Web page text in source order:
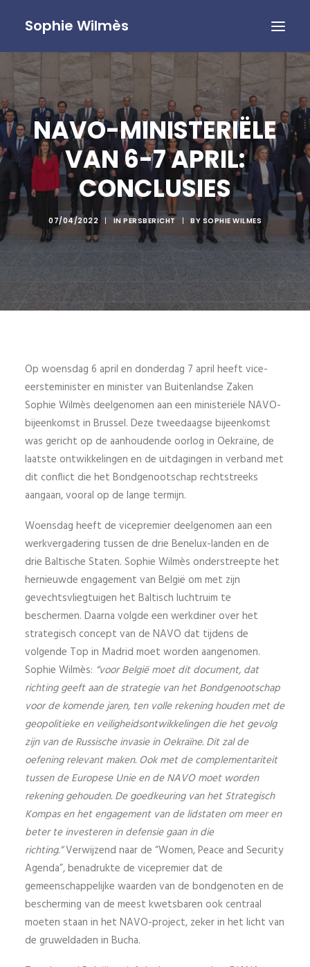
Sophie Wilmès
NAVO-MINISTERIËLE
VAN 6-7 APRIL:
CONCLUSIES
07/04/2022 | IN PERSBERICHT | BY SOPHIE WILMES
Op woensdag 6 april en donderdag 7 april heeft vice-
eersteminister en minister van Buitenlandse Zaken
Sophie Wilmès deelgenomen aan een ministeriële NAVO-
bijeenkomst in Brussel. Deze tweedaagse bijeenkomst
was gericht op de aanhoudende oorlog in Oekraïne, de
laatste ontwikkelingen en de uitdagingen in verband met
dit conflict die het Bondgenootschap rechtstreeks
aangaan, vooral op de lange termijn.
Woensdag heeft de vicepremier deelgenomen aan een
werkvergadering tussen de drie Benelux-landen en de
drie Baltische Staten. Sophie Wilmès onderstreepte het
hernieuwde engagement van België om met zijn
gevechtsvliegtuigen het Baltisch luchtruim te
beschermen. Daarna volgde een werkdiner over het
strategisch concept van de NAVO dat tijdens de
volgende Top in Madrid moet worden aangenomen.
Sophie Wilmès: “voor België moet dit document, dat
richting geeft aan de strategie van het Bondgenootschap
voor de komende jaren, ten volle rekening houden met de
geopolitieke en veiligheidsontwikkelingen die het gevolg
zijn van de Russische invasie in Oekraïne. Dit zal de
oefening relevant maken. Ook met de complementariteit
tussen de Europese Unie en de NAVO moet worden
rekening gehouden. De goedkeuring van het Strategisch
Kompas en het engagement van de lidstaten om meer en
beter te investeren in defensie gaan in die
richting.”Verwijzend naar de “Women, Peace and Security
Agenda”, benadrukte de vicepremier dat de
gemeenschappelijke waarden van de bondgenoten en de
bescherming van de meest kwetsbaren ook centraal
moeten staan in het NAVO-project, zeker in het licht van
de gruweldaden in Bucha.